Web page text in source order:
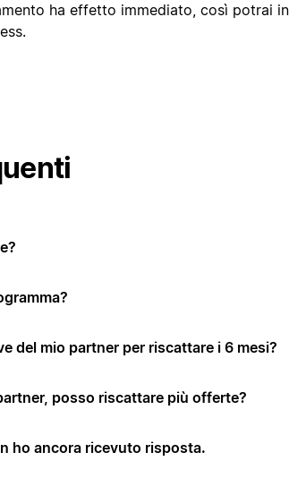
ha effetto immediato, così potrai
del mio partner per riscattare i 6 mesi?
posso riscattare più offerte?
ho ancora ricevuto risposta.